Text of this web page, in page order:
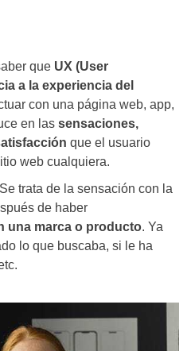
que UX (User
a la experiencia del
con una página web, app,
en las sensaciones,
que el usuario
web cualquiera.
trata de la sensación con la
de haber
una marca o producto. Ya
lo que buscaba, si le ha